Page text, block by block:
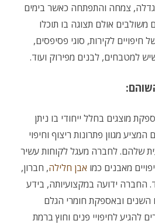
צמחה והתפתחה כאשר בימים
משולבים אולם תצוגה בו תוכלו
לקירות, סוגי פסיפסים,
שיש למטבחים, לבנים מפירוק ועוד.
מוצגים בחלל ייחודי בו ניתן
מגוון פתרונות ריצוף וחיפוי
שלהם. לחברה מעגל לקוחות עשיר
מאבנים כמו אבן חלילה, חברון,
החברה ידועה במקצועיותה, בידע
ובאספקת חומרי הגלם
להגיע לחיפויי פנים וחוץ ברמת